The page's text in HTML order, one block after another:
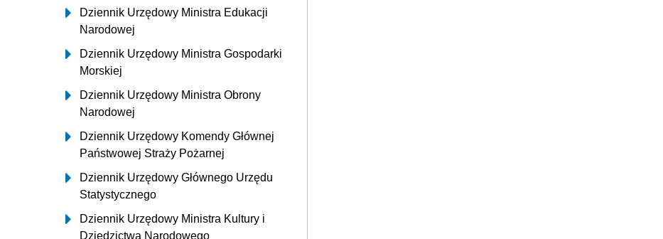
Dziennik Urzędowy Ministra Edukacji
Narodowej
Dziennik Urzędowy Ministra Gospodarki
Morskiej
Dziennik Urzędowy Ministra Obrony
Narodowej
Dziennik Urzędowy Komendy Głównej
Państwowej Straży Pożarnej
Dziennik Urzędowy Głównego Urzędu
Statystycznego
Dziennik Urzędowy Ministra Kultury i
Dziedzictwa Narodowego